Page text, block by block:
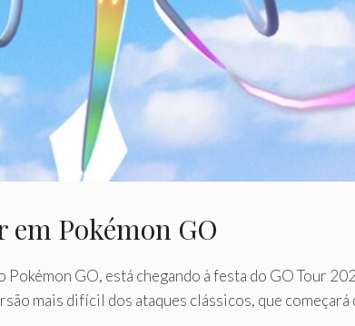
em Pokémon GO
GO, está chegando à festa do GO Tour
mais difícil dos ataques clássicos, que